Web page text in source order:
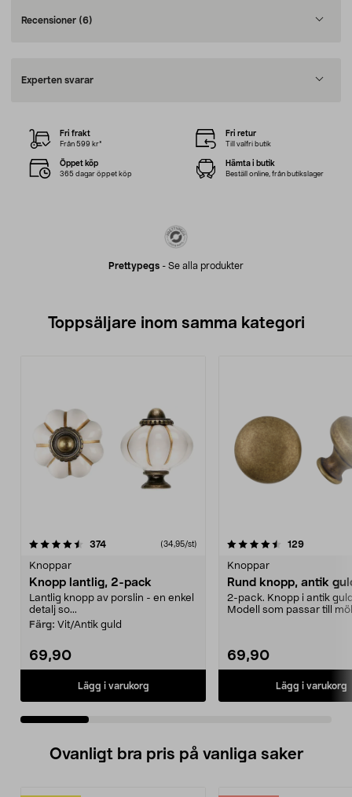
Recensioner (6)
Experten svarar
Prettypegs - Se alla produkter
Fri frakt
Från 599 kr*
Fri retur
Till valfri butik
Öppet köp
365 dagar öppet köp
Hämta i butik
Beställ online, från butikslager
Toppsäljare inom samma kategori
374recensioner (34,95/st)
Knoppar
Knopp lantlig, 2-pack
Lantlig knopp av porslin - en enkel
detalj so...
Färg: Vit/Antik guld
69,90
Lägg i varukorg
4.5 av 5 stjärnor 129
Knoppar
Rund knopp, antik
2-pack. Knopp i antik
Modell som passar till
69,90
Lägg i varukorg
4.5 av 5 stjärnor
Ovanligt bra pris på vanliga saker